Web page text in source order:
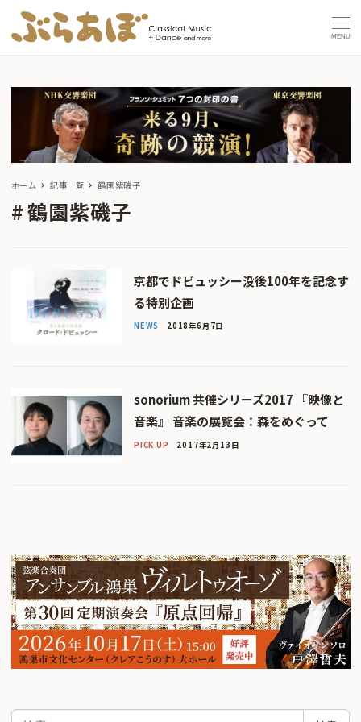
MENU
ホーム 記事一覧 鶴園紫磯子
鶴園紫磯子
京都でドビュッシー没後100年を記念す
る特別企画
NEWS 2018年6月7日
sonorium 共催シリーズ2017 『映像と
音楽』 音楽の展覧会：森をめぐって
PICK UP 2017年2月13日
検